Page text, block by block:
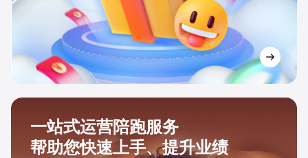
一站式运营陪跑服务
帮助您快速上手、提升业绩